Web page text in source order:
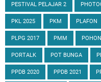
PESTIVAL PELAJAR 2
PKL 2025 PKM PLAFON
PLPG 2017 PMM POHON
PORTALK POT BUNGA
PPDB 2020 PPDB 2021